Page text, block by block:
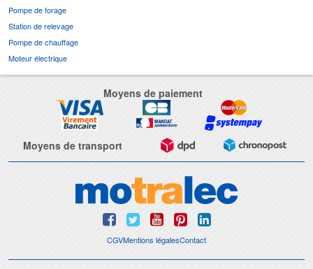
Pompe de forage
Station de relevage
Pompe de chauffage
Moteur électrique
Moyens de paiement
Moyens de transport
CGVMentions légalesContact